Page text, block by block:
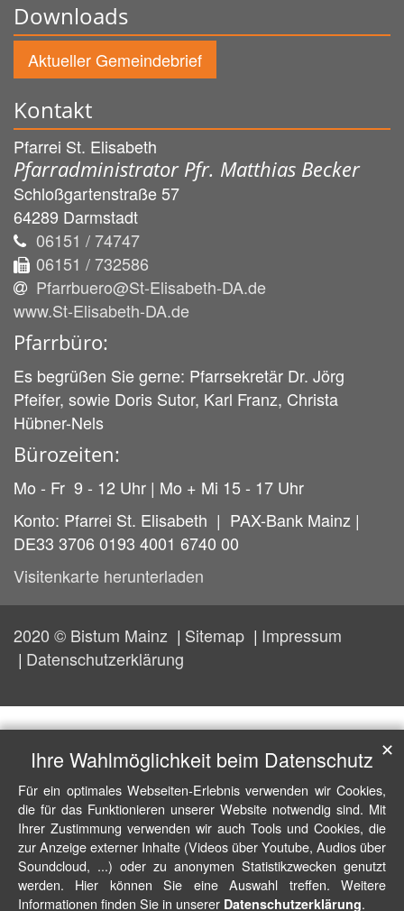
Downloads
Aktueller Gemeindebrief
Kontakt
Pfarrei St. Elisabeth
Pfarradministrator Pfr. Matthias Becker
Schloßgartenstraße 57
64289 Darmstadt
06151 / 74747
06151 / 732586
Pfarrbuero@St-Elisabeth-DA.de
www.St-Elisabeth-DA.de
Pfarrbüro:
Es begrüßen Sie gerne: Pfarrsekretär Dr. Jörg
Pfeifer, sowie Doris Sutor, Karl Franz, Christa
Hübner-Nels
Bürozeiten:
Mo - Fr 9 - 12 Uhr | Mo + Mi 15 - 17 Uhr
Konto: Pfarrei St. Elisabeth | PAX-Bank Mainz |
DE33 3706 0193 4001 6740 00
Visitenkarte herunterladen
2020 © Bistum Mainz Sitemap
Impressum
Datenschutzerklärung
Ihre Wahlmöglichkeit beim Datenschutz
Für ein optimales Webseiten-Erlebnis verwenden wir Cookies,
die für das Funktionieren unserer Website notwendig sind. Mit
Ihrer Zustimmung verwenden wir auch Tools und Cookies, die
zur Anzeige externer Inhalte (Videos über Youtube, Audios über
Soundcloud, ...) oder zu anonymen Statistikzwecken genutzt
werden. Hier können Sie eine Auswahl treffen. Weitere
Informationen finden Sie in unserer Datenschutzerklärung.
✕